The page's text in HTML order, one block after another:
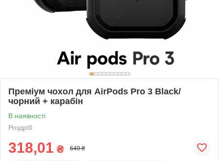
Преміум чохол для AirPods Pro 3 Black/
чорний + карабін
В наявності
Роздріб
318,01 ₴ 649 ₴